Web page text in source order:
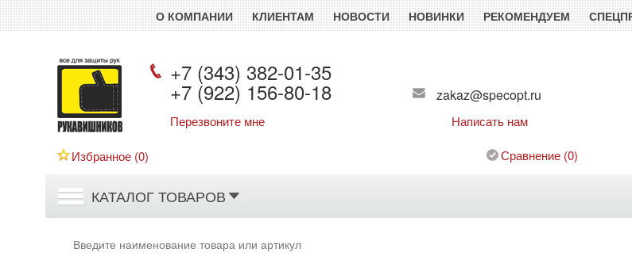
О КОМПАНИИ КЛИЕНТАМ НОВОСТИ НОВИНКИ РЕКОМЕНДУЕМ
+7 (343) 382-01-35
+7 (922) 156-80-18 zakaz@specopt.ru
Перезвоните мне Написать нам
Избранное (0) Сравнение (0)
КАТАЛОГ ТОВАРОВ